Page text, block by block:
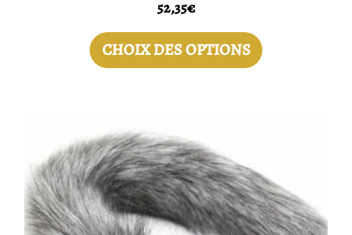
52,35€
CHOIX DES OPTIONS